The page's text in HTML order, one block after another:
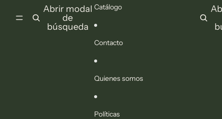
Abrir modal
de
búsqueda
Catálogo
Contacto
Quienes somos
Políticas